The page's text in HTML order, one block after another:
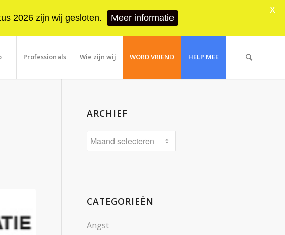
Professionals Wie zijn wij WORD VRIEND HELP MEE
ARCHIEF
CATEGORIEËN
Angst
2026 zijn wij gesloten. Meer informatie
X